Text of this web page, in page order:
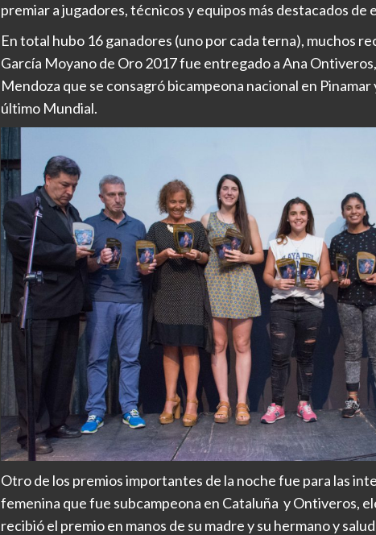
premiar a jugadores, técnicos y equipos más destacados de
En total hubo 16 ganadores (uno por cada terna), muchos
García Moyano de Oro 2017 fue entregado a Ana
Mendoza que se consagró bicampeona nacional en
último Mundial.
Otro de los premios importantes de la noche fue para las
femenina que fue subcampeona en Cataluña y Ontiveros,
recibió el premio en manos de su madre y su hermano y